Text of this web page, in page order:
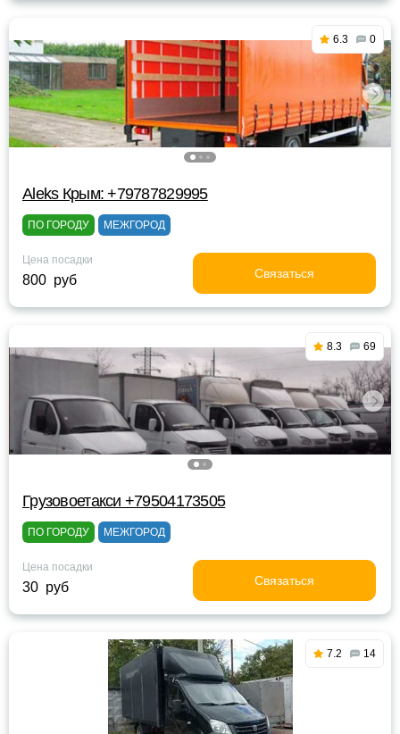
6.3 0
Aleks Крым: +79787829995
ПО ГОРОДУ МЕЖГОРОД
Цена посадки
800 руб Связаться
8.3 69
Грузовоетакси +79504173505
ПО ГОРОДУ МЕЖГОРОД
Цена посадки
30 руб Связаться
7.2 14